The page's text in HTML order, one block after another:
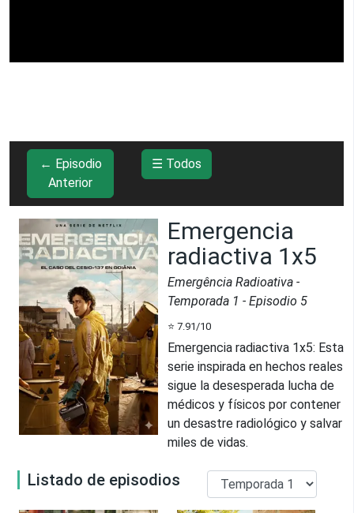
← Episodio
Anterior
☰ Todos
Emergencia
radiactiva 1x5
Emergência Radioativa -
Temporada 1 - Episodio 5
⭐ 7.91 /10
Emergencia radiactiva 1x5: Esta
serie inspirada en hechos reales
sigue la desesperada lucha de
médicos y físicos por contener
un desastre radiológico y salvar
miles de vidas.
Listado de episodios